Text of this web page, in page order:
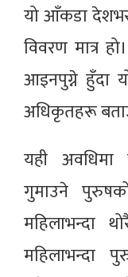
यो आँकडा
विवरण मात्र
आइनपुग्ने हुँदा
अधिकृतहरू
यही अवधिमा
गुमाउने
महिलाभन्दा
महिलाभन्दा